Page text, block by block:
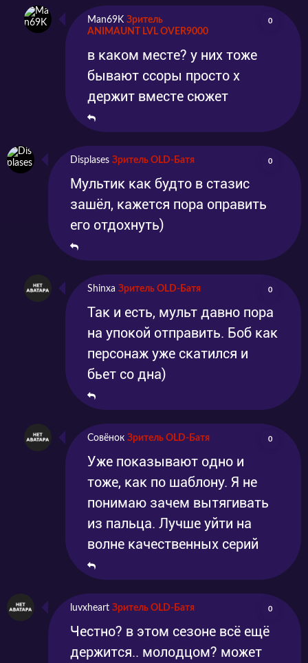
Man69K Зритель
ANIMAUNT LVL OVER9000
0
в каком месте? у них тоже
бывают ссоры просто х
держит вместе сюжет
Displases Зритель OLD-Батя 0
Мультик как будто в стазис
зашёл, кажется пора оправить
его отдохнуть)
Shinxa Зритель OLD-Батя 0
Так и есть, мульт давно пора
на упокой отправить. Боб как
персонаж уже скатился и
бьет со дна)
Совёнок Зритель OLD-Батя 0
Уже показывают одно и
тоже, как по шаблону. Я не
понимаю зачем вытягивать
из пальца. Лучше уйти на
волне качественных серий
luvxheart Зритель OLD-Батя 0
Честно? в этом сезоне всё ещё
держится.. молодцом? может